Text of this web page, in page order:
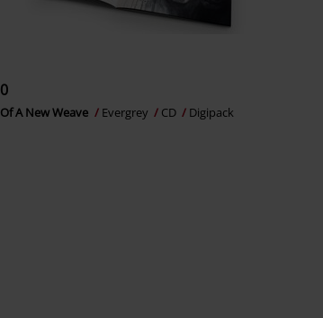
A New Weave Evergrey CD Digipack